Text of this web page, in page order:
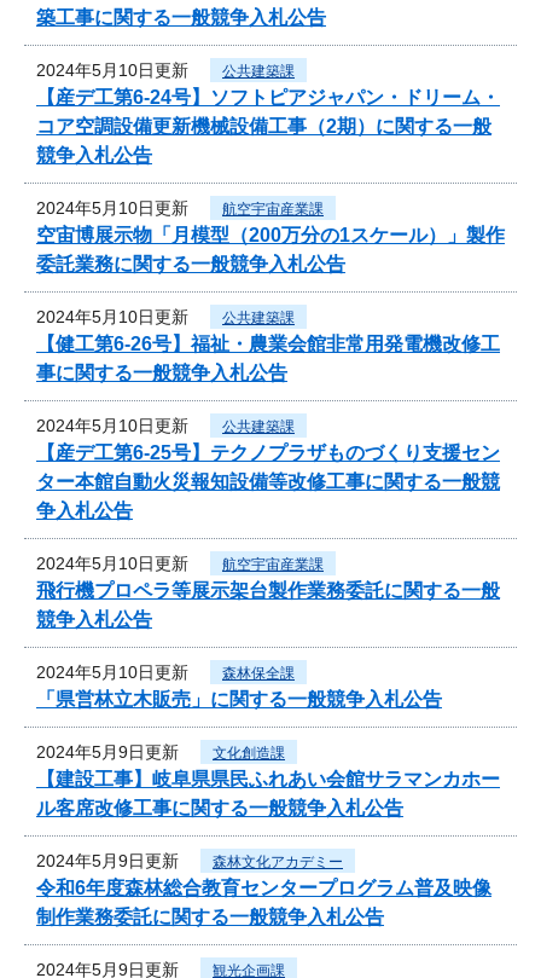
築工事に関する一般競争入札公告
2024年5月10日更新 公共建築課
【産デ工第6-24号】ソフトピアジャパン・ドリーム・
コア空調設備更新機械設備工事（2期）に関する一般
競争入札公告
2024年5月10日更新 航空宇宙産業課
空宙博展示物「月模型（200万分の1スケール）」製作
委託業務に関する一般競争入札公告
2024年5月10日更新 公共建築課
【健工第6-26号】福祉・農業会館非常用発電機改修工
事に関する一般競争入札公告
2024年5月10日更新 公共建築課
【産デ工第6-25号】テクノプラザものづくり支援セン
ター本館自動火災報知設備等改修工事に関する一般競
争入札公告
2024年5月10日更新 航空宇宙産業課
飛行機プロペラ等展示架台製作業務委託に関する一般
競争入札公告
2024年5月10日更新 森林保全課
「県営林立木販売」に関する一般競争入札公告
2024年5月9日更新 文化創造課
【建設工事】岐阜県県民ふれあい会館サラマンカホー
ル客席改修工事に関する一般競争入札公告
2024年5月9日更新 森林文化アカデミー
令和6年度森林総合教育センタープログラム普及映像
制作業務委託に関する一般競争入札公告
2024年5月9日更新 観光企画課